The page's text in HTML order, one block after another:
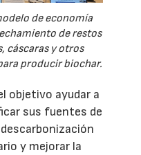
de economía
de restos
cáscaras y otros
producir biochar.
objetivo ayudar a
sus fuentes de
y mejorar la